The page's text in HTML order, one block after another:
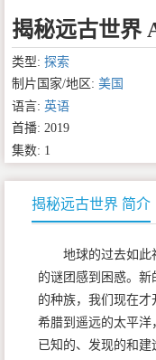
揭秘远古世界
类型: 探索
制片国家/地区: 美国
语言: 英语
首播: 2019
集数: 1
揭秘远古世界 简介
地球的过去如此
的谜团感到困惑。
的种族，我们现在
希腊到遥远的太平洋
已知的、发现的和